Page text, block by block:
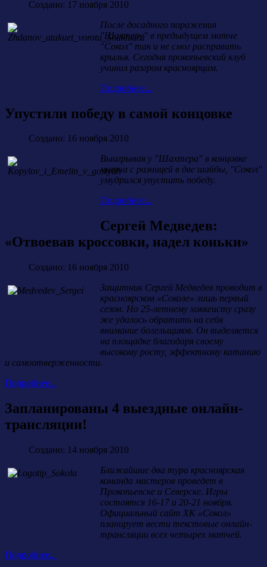
Создано: 17 ноября 2010
После досадного поражения
"Шахтеру" в предыдущем матче
"Сокол" так и не смог расправить
крылья. Сегодня прокопьевский клуб
учинил разгром красноярцам.
Подробнее...
Упустили победу в самой концовке
Создано: 16 ноября 2010
Выигрывая у "Шахтера" в концовке
матча с разницей в две шайбы, "Сокол"
умудрился упустить победу.
Подробнее...
Сергей Медведев:
«Отвоевав кроссовки, надел коньки»
Создано: 16 ноября 2010
Защитник Сергей Медведев проводит в
красноярском «Соколе» лишь первый
сезон. Но 25-летнему хоккеисту сразу
же удалось обратить на себя
внимание болельщиков. Он выделяется
на площадке благодаря своему
высокому росту, эффектному катанию
и самоотверженности.
Подробнее...
Запланированы 4 выездные онлайн-
трансляции!
Создано: 14 ноября 2010
Ближайшие два тура красноярская
команда мастеров проведет в
Прокопьевске и Северске. Игры
состоятся 16-17 и 20-21 ноября.
Официальный сайт ХК «Сокол»
планирует вести текстовые онлайн-
трансляции всех четырех матчей.
Подробнее...